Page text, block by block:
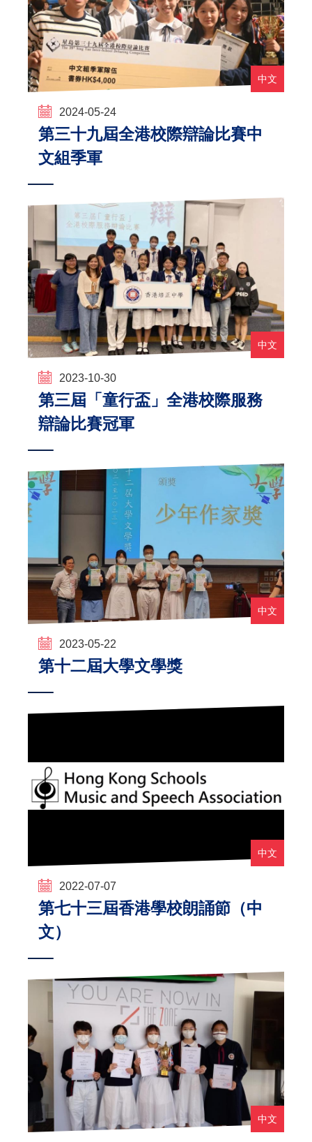
中文
2024-05-24
第三十九屆全港校際辯論比賽中
文組季軍
中文
2023-10-30
第三屆「童行盃」全港校際服務
辯論比賽冠軍
中文
2023-05-22
第十二屆大學文學獎
中文
2022-07-07
第七十三屆香港學校朗誦節（中
文）
中文